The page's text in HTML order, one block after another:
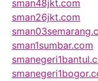
sman48jkt.com
sman26jkt.com
sman1sumbar.com